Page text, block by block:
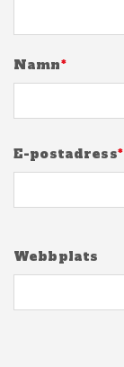
Namn*
E-postadress*
Webbplats